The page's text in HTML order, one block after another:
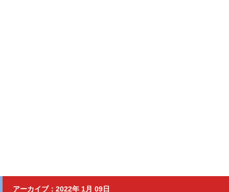
アーカイブ：2022年 1月 09日